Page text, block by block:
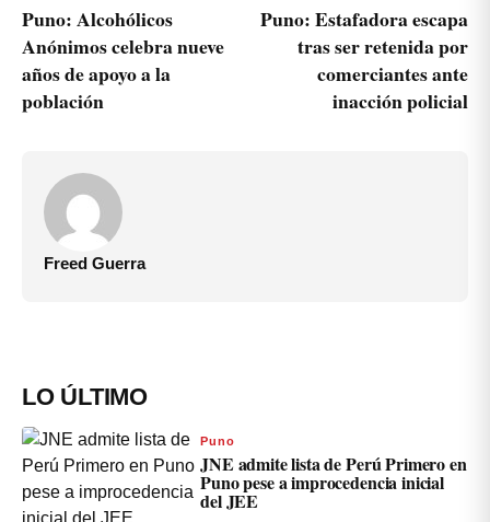
Puno: Alcohólicos
Anónimos celebra nueve
años de apoyo a la
población
Puno: Estafadora escapa
tras ser retenida por
comerciantes ante
inacción policial
Freed Guerra
LO ÚLTIMO
Puno
JNE admite lista de Perú Primero en
Puno pese a improcedencia inicial
del JEE